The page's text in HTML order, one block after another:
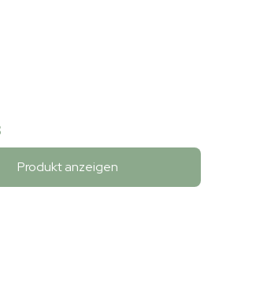
Produkt anzeigen